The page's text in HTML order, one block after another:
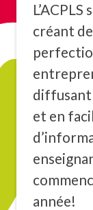
créant
diffusant
et en
année!